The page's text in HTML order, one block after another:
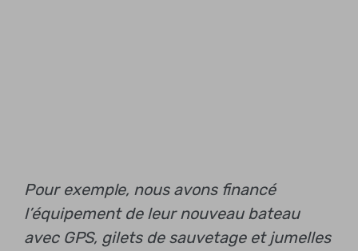
Pour exemple, nous avons financé
l’équipement de leur nouveau bateau
avec GPS, gilets de sauvetage et jumelles